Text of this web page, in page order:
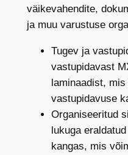
s
k
väikevahendite,
ja muu varustuse
Tugev ja
vastupidavast
laminaadist,
vastupidavuse
Organiseeritud
lukuga
kangas, mis